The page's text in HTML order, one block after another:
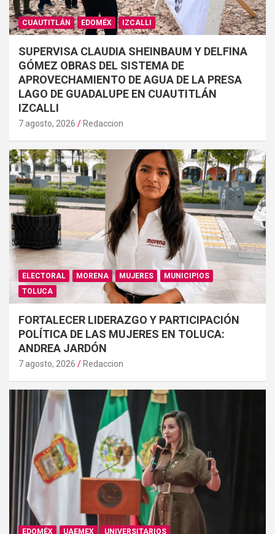
CUAUTITLÁN EDOMÉX IZCALLI
SUPERVISA CLAUDIA SHEINBAUM Y DELFINA
GÓMEZ OBRAS DEL SISTEMA DE
APROVECHAMIENTO DE AGUA DE LA PRESA
LAGO DE GUADALUPE EN CUAUTITLÁN
IZCALLI
7 agosto, 2026 Redaccion
ELECTORAL MORENA MUJERES
MUNICIPIOS
TOLUCA
FORTALECER LIDERAZGO Y PARTICIPACIÓN
POLÍTICA DE LAS MUJERES EN TOLUCA:
ANDREA JARDÓN
7 agosto, 2026 Redaccion
EDOMÉX UAEMEX UNIVERSITARIOS